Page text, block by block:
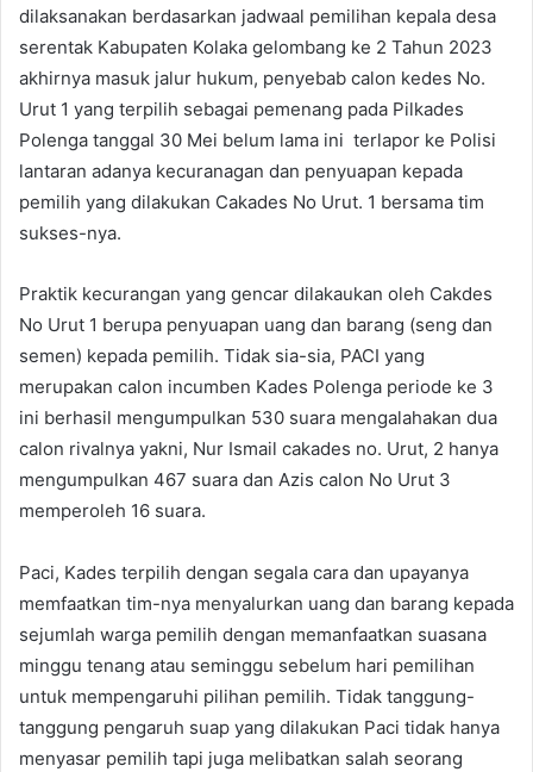
dilaksanakan berdasarkan jadwaal pemilihan kepala desa
serentak Kabupaten Kolaka gelombang ke 2 Tahun 2023
akhirnya masuk jalur hukum, penyebab calon kedes No.
Urut 1 yang terpilih sebagai pemenang pada Pilkades
Polenga tanggal 30 Mei belum lama ini terlapor ke Polisi
lantaran adanya kecuranagan dan penyuapan kepada
pemilih yang dilakukan Cakades No Urut. 1 bersama tim
sukses-nya.
Praktik kecurangan yang gencar dilakaukan oleh Cakdes
No Urut 1 berupa penyuapan uang dan barang (seng dan
semen) kepada pemilih. Tidak sia-sia, PACI yang
merupakan calon incumben Kades Polenga periode ke 3
ini berhasil mengumpulkan 530 suara mengalahakan dua
calon rivalnya yakni, Nur Ismail cakades no. Urut, 2 hanya
mengumpulkan 467 suara dan Azis calon No Urut 3
memperoleh 16 suara.
Paci, Kades terpilih dengan segala cara dan upayanya
memfaatkan tim-nya menyalurkan uang dan barang kepada
sejumlah warga pemilih dengan memanfaatkan suasana
minggu tenang atau seminggu sebelum hari pemilihan
untuk mempengaruhi pilihan pemilih. Tidak tanggung-
tanggung pengaruh suap yang dilakukan Paci tidak hanya
menyasar pemilih tapi juga melibatkan salah seorang